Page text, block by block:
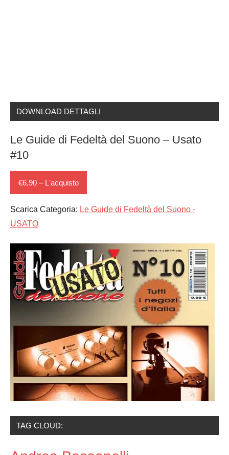
DOWNLOAD DETTAGLI
Le Guide di Fedeltà del Suono – Usato
#10
€6,90 – L'acquisto
Scarica Categoria: Le Guide di Fedeltà del Suono -
USATO
TAG CLOUD: